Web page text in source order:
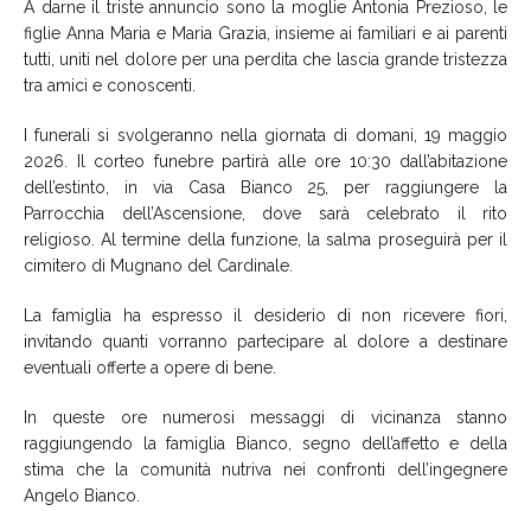
A darne il triste annuncio sono la moglie Antonia Prezioso, le
figlie Anna Maria e Maria Grazia, insieme ai familiari e ai parenti
tutti, uniti nel dolore per una perdita che lascia grande tristezza
tra amici e conoscenti.
I funerali si svolgeranno nella giornata di domani, 19 maggio
2026. Il corteo funebre partirà alle ore 10:30 dall’abitazione
dell’estinto, in via Casa Bianco 25, per raggiungere la
Parrocchia dell’Ascensione, dove sarà celebrato il rito
religioso. Al termine della funzione, la salma proseguirà per il
cimitero di Mugnano del Cardinale.
La famiglia ha espresso il desiderio di non ricevere fiori,
invitando quanti vorranno partecipare al dolore a destinare
eventuali offerte a opere di bene.
In queste ore numerosi messaggi di vicinanza stanno
raggiungendo la famiglia Bianco, segno dell’affetto e della
stima che la comunità nutriva nei confronti dell’ingegnere
Angelo Bianco.